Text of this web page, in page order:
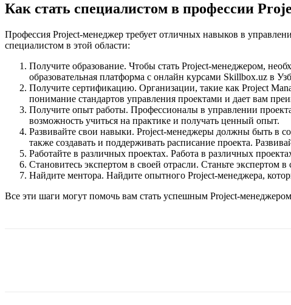
Как стать специалистом в профессии
Профессия Project-менеджер требует отличных навыков в
специалистом в этой области:
Получите образование. Чтобы стать Project-менеджером,
образовательная платформа с онлайн курсами Skillbox.uz в
Получите сертификацию. Организации, такие как Project
понимание стандартов управления проектами и дает вам
Получите опыт работы. Профессионалы в управлении
возможность учиться на практике и получать ценный опыт.
Развивайте свои навыки. Project-менеджеры должны быть в
также создавать и поддерживать расписание проекта.
Работайте в различных проектах. Работа в различных
Становитесь экспертом в своей отрасли. Станьте
Найдите ментора. Найдите опытного Project-менеджера,
Все эти шаги могут помочь вам стать успешным Project-